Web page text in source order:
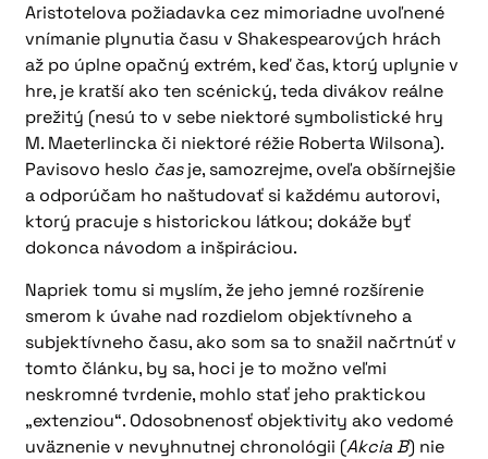
Aristotelova požiadavka cez mimoriadne uvoľnené
vnímanie plynutia času v Shakespearových hrách
až po úplne opačný extrém, keď čas, ktorý uplynie v
hre, je kratší ako ten scénický, teda divákov reálne
prežitý (nesú to v sebe niektoré symbolistické hry
M. Maeterlincka či niektoré réžie Roberta Wilsona).
Pavisovo heslo časje, samozrejme, oveľa obšírnejšie
a odporúčam ho naštudovať si každému autorovi,
ktorý pracuje s historickou látkou; dokáže byť
dokonca návodom a inšpiráciou.
Napriek tomu si myslím, že jeho jemné rozšírenie
smerom k úvahe nad rozdielom objektívneho a
subjektívneho času, ako som sa to snažil načrtnúť v
tomto článku, by sa, hoci je to možno veľmi
neskromné tvrdenie, mohlo stať jeho praktickou
„extenziou“. Odosobnenosť objektivity ako vedomé
uväznenie v nevyhnutnej chronológii (Akcia B) nie